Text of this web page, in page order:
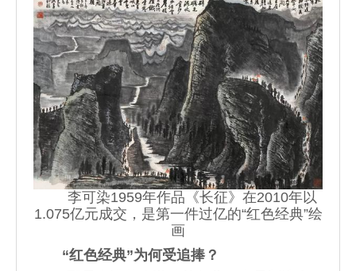
李可染1959年作品《长征》在2010年以
1.075亿元成交，是第一件过亿的“红色经典”绘
画
“红色经典”为何受追捧？